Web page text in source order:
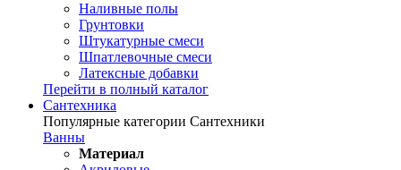
Наливные полы
Грунтовки
Штукатурные смеси
Шпатлевочные смеси
Латексные добавки
Перейти в полный каталог
Сантехника
Популярные категории Сантехники
Ванны
Материал